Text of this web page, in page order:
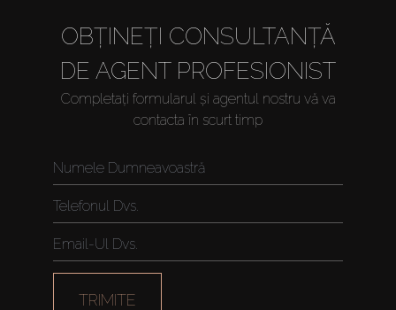
Cumpărați
Închiriați
Vânzare
OBȚINEȚI CONSULTANȚĂ
DE AGENT PROFESIONIST
Completați formularul și agentul nostru vă va
contacta în scurt timp
TRIMITE